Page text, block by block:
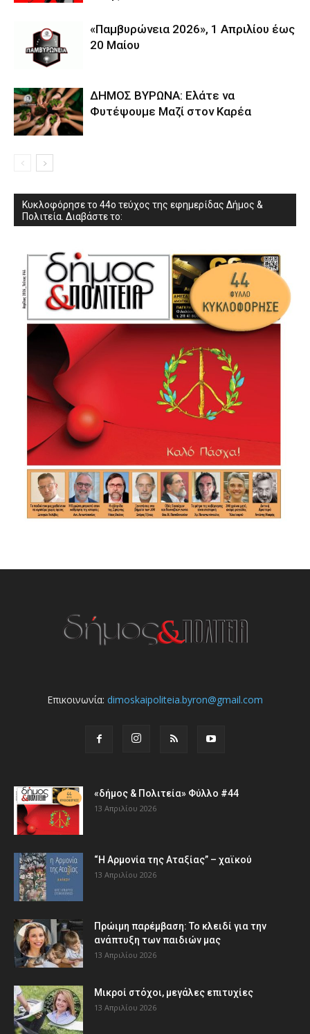
«Παμβυρώνεια 2026», 1 Απριλίου έως
20 Μαίου
ΔΗΜΟΣ ΒΥΡΩΝΑ: Ελάτε να
Φυτέψουμε Μαζί στον Καρέα
Κυκλοφόρησε το 44ο τεύχος της εφημερίδας Δήμος &
Πολιτεία. Διαβάστε το:
Επικοινωνία: dimoskaipoliteia.byron@gmail.com
«δήμος & Πολιτεία» Φύλλο #44
13 Απριλίου 2026
“Η Αρμονία της Αταξίας” – χαϊκού
13 Απριλίου 2026
Πρώιμη παρέμβαση: Το κλειδί για την
ανάπτυξη των παιδιών µας
13 Απριλίου 2026
Μικροί στόχοι, μεγάλες επιτυχίες
13 Απριλίου 2026